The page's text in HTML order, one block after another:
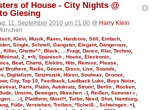
of House - City Nights @
Giesing
11. September 2010 um 21:00 @ Harry Klein
Klein Musik Raver, Hardcore Still Einfach
Single Schnell Gangster, Elegant, Dangerous
Killer, Ghetto^^ Black ....Fragt, Dance Klar, Techno
Minimal 2 ●•It, Spanisch House Electronic
Beat, Charts Elektro Hits Remixe Please
Brothers
Radio Goose Disco Live Sounds
Digitalism Tanzmusik Hören Soulwax Groove
, City, Top 10 Feedback Laidback Luke Boys Noize
Paris Platin Autokratz Strom! Berlin Rocken
Unsinn Bewegen München :-) Reißen Summer☼
) Plattform Most!!! Turbo Need Shot, Hamburg
Füße Verstehen Treiben *Scheiß.. Schwingen..=)